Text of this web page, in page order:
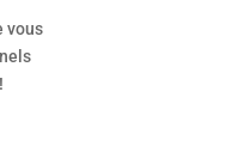
vous
!